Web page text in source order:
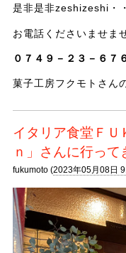
是非是非zeshizeshi・
お電話くださいませま
０７４９－２３－６７
菓子工房フクモトさん
イタリア食堂Ｆ
ｎ」さんに行って
fukumoto (2023年05月08日